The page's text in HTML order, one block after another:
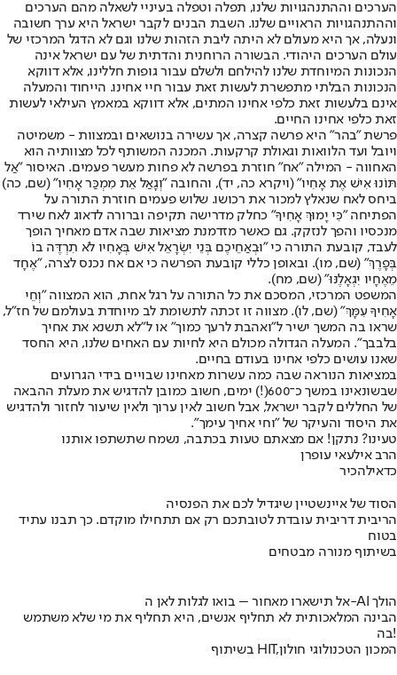
הערכים וההתנהגויות שלנו, תפלה וטפלה בעיניי לשאלה מהם הערכים
וההתנהגויות הראויים שלנו. השבת הבנים לקבר ישראל היא ערך חשובה
ונעלה, אך היא מעולם לא היתה ליבת הזהות שלנו וגם לא הדגל המרכזי של
עולם הערכים היהודי. הבשורה הרוחנית והדתית של עם ישראל אינה
הנכונות המיוחדת שלנו להילחם ולשלם עבור גופות חללינו, אלא דווקא
הנכונות הבלתי מתפשרת לעשות זאת עבור חיי אחינו. הייחוד והמעלה
אינם בלעשות זאת כלפי אחינו המתים, אלא דווקא במאמץ העילאי לעשות
זאת כלפי אחינו החיים.
פרשת "בהר" היא פרשה קצרה, אך עשירה בנושאים ובמצוות - משמיטה
ויובל ועד הלוואות וגאולת קרקעות. המכנה המשותף לכל מצוותיה הוא
האחווה - המילה "אח" חוזרת בפרשה לא פחות מעשר פעמים. האיסור "אַל
תּוֹנוּ אִישׁ אֶת אָחִיו" (ויקרא כה, יד), והחובה "וְגָאַל אֵת מִמְכַּר אָחִיו" (שם, כה)
ביחס לאח שנאלץ למכור את רכושו. שלוש פעמים חוזרת התורה על
הפתיחה "כִּי יָמוּךְ אָחִיךָ" כחלק מדרישה תקיפה וברורה לדאוג לאח שירד
מנכסיו והפך לנזקק. גם כאשר מזדמנת מציאות שבה אדם מאחיך הופך
לעבד, קובעת התורה כי "וּבְאַחֵיכֶם בְּנֵי יִשְׂרָאֵל אִישׁ בְּאָחִיו לֹא תִרְדֶּה בוֹ
בְּפָרֶךְ" (שם, מו). ובאופן כללי קובעת הפרשה כי אם אח נכנס לצרה, "אֶחָד
מֵאֶחָיו יִגְאָלֶנּוּ" (שם, מח).
המשפט המרכזי, המסכם את כל התורה על רגל אחת, הוא המצווה "וְחֵי
אָחִיךָ עִמָּךְ" (שם, לו). מצווה זו זכתה לתשומת לב מיוחדת בעולמם של חז"ל,
שראו בה המשך ישיר ל"ואהבת לרעך כמוך" או ל"לא תשנא את אחיך
בלבבך". המעלה הגדולה מכולם היא לחיות עם האחים שלנו, היא החסד
שאנו עושים כלפי אחינו בעודם בחיים.
במציאות הנוראה שבה כמה עשרות מאחינו שבויים בידי הגרועים
שבשונאינו במשך כ־600(!) ימים, חשוב כמובן להדגיש את מעלת ההבאה
של החללים לקבר ישראל, אבל חשוב לאין ערוך ולאין שיעור לחזור ולהדגיש
את היסוד והעיקר של "וחי אחיך עימך".
טעינו? נתקן! אם מצאתם טעות בכתבה, נשמח שתשתפו אותנו
הרב אילעאי עופרן
כדאילהכיר
הסוד של איינשטיין שיגדיל לכם את הפנסיה
הריבית דריבית עובדת לטובתכם רק אם תתחילו מוקדם. כך תבנו עתיד
בטוח
בשיתוף מנורה מבטחים
אל תישארו מאחור – בואו לגלות לאן ה-AI הולך
הבינה המלאכותית לא תחליף אנשים, היא תחליף את מי שלא משתמש
בה!
בשיתוף HIT,המכון הטכנולוגי חולון